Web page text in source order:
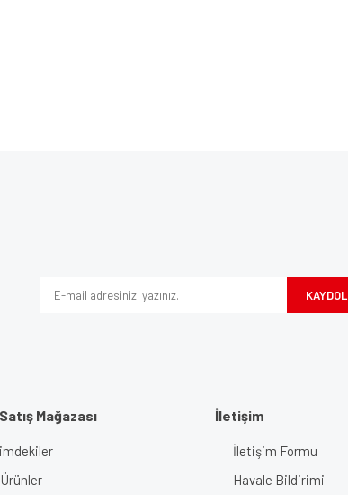
KAYDOL
Mağazası İletişim
İletişim Formu
Havale Bildirimi